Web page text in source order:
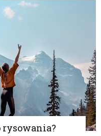
rysowania?